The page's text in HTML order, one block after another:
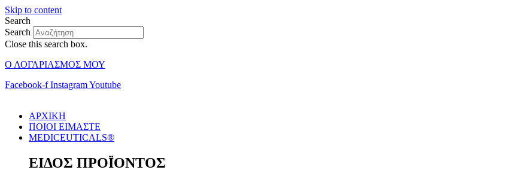
Skip to content
Search
Search
Close this search box.
Ο ΛΟΓΑΡΙΑΣΜΟΣ ΜΟΥ
Facebook-f InstagramYoutube
ΑΡΧΙΚΗ
ΠΟΙΟΙ ΕΙΜΑΣΤΕ
MEDICEUTICALS®
ΕΙΔΟΣ ΠΡΟΪΟΝΤΟΣ